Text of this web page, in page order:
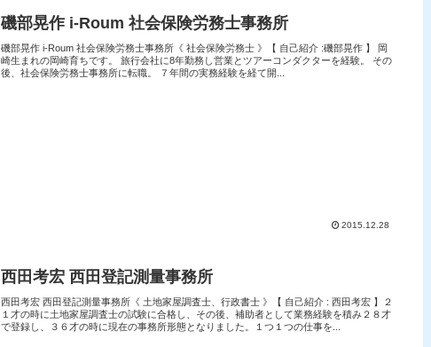
磯部晃作 i-Roum 社会保険労務士事務所
磯部晃作 i-Roum 社会保険労務士事務所《 社会保険労務士 》【 自己紹介 :磯部晃作 】 岡
崎生まれの岡崎育ちです。 旅行会社に8年勤務し営業とツアーコンダクターを経験。 その
後、社会保険労務士事務所に転職。 ７年間の実務経験を経て開...
2015.12.28
西田考宏 西田登記測量事務所
西田考宏 西田登記測量事務所《 土地家屋調査士、行政書士 》【 自己紹介 : 西田考宏 】２
１才の時に土地家屋調査士の試験に合格し、その後、補助者として業務経験を積み２８才
で登録し、３６才の時に現在の事務所形態となりました。１つ１つの仕事を...